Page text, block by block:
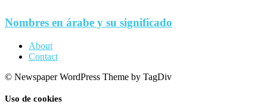
Nombres en árabe y su significado
About
Contact
© Newspaper WordPress Theme by TagDiv
Uso de cookies